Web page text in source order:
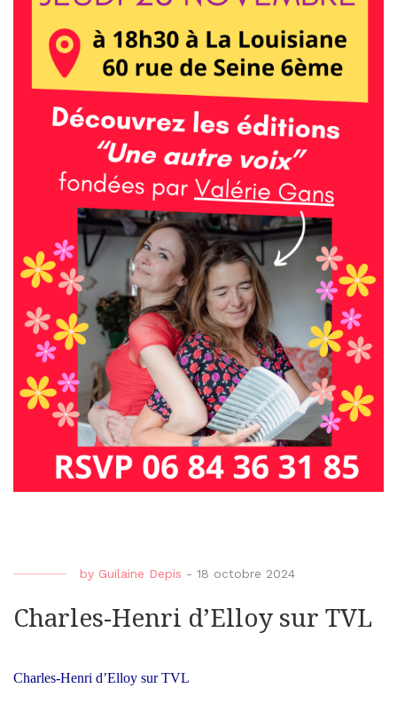
by Guilaine Depis - 18 octobre 2024
Charles-Henri d’Elloy sur TVL
Charles-Henri d’Elloy sur TVL